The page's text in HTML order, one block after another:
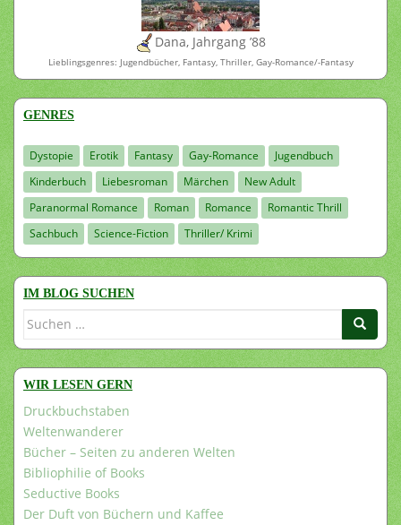
Dana, Jahrgang ’88
Lieblingsgenres: Jugendbücher, Fantasy, Thriller, Gay-Romance/-Fantasy
GENRES
Dystopie Erotik Fantasy Gay-Romance
Jugendbuch
Kinderbuch
Liebesroman Märchen
New Adult
Paranormal Romance
Roman Romance
Romantic Thrill
Sachbuch
Science-Fiction Thriller/ Krimi
IM BLOG SUCHEN
Suchen
WIR LESEN GERN
Druckbuchstaben
Weltenwanderer
Bücher – Seiten zu anderen Welten
Bibliophilie of Books
Seductive Books
Der Duft von Büchern und Kaffee